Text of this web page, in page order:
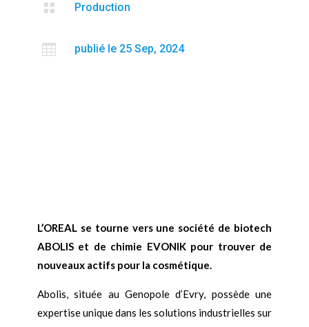
 Production
 publié le 25 Sep, 2024
L’OREAL se tourne vers une société de biotech
ABOLIS et de chimie EVONIK pour trouver de
nouveaux actifs pour la cosmétique.
Abolis, située au Genopole d’Evry, possède une
expertise unique dans les solutions industrielles sur